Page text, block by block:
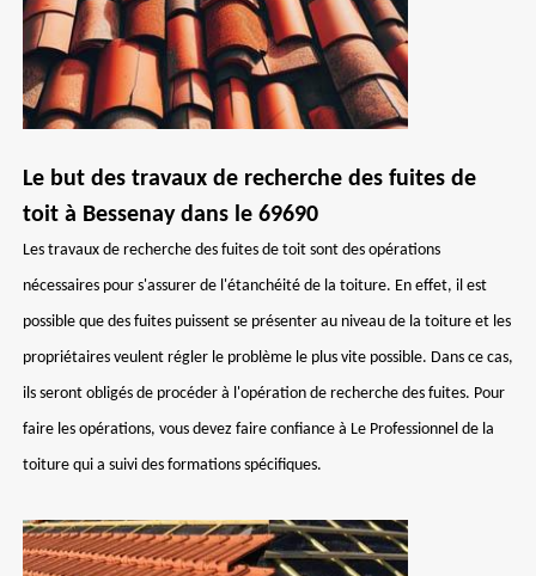
Le but des travaux de recherche des fuites de
toit à Bessenay dans le 69690
Les travaux de recherche des fuites de toit sont des opérations
nécessaires pour s'assurer de l'étanchéité de la toiture. En effet, il est
possible que des fuites puissent se présenter au niveau de la toiture et les
propriétaires veulent régler le problème le plus vite possible. Dans ce cas,
ils seront obligés de procéder à l'opération de recherche des fuites. Pour
faire les opérations, vous devez faire confiance à Le Professionnel de la
toiture qui a suivi des formations spécifiques.